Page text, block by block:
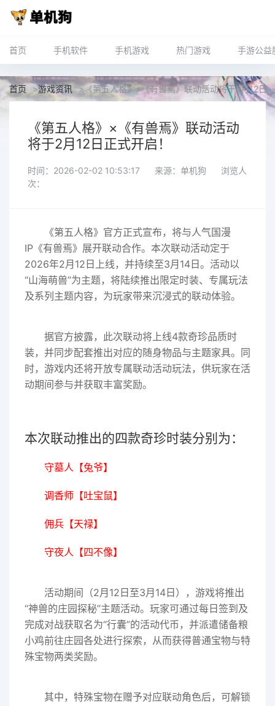
首页 手机软件 手机游戏 热门游戏 手游公益
首页 >游戏资讯 >《第五人格》×《有兽焉》联动活动将于2月12日
《第五人格》×《有兽焉》联动活动
将于2月12日正式开启！
时间：2026-02-02 10:53:17 来源：单机狗
浏览人
次：
《第五人格》官方正式宣布，将与人气国漫
IP《有兽焉》展开联动合作。本次联动活动定于
2026年2月12日上线，并持续至3月14日。活动以
“山海萌兽”为主题，将陆续推出限定时装、专属玩法
及系列主题内容，为玩家带来沉浸式的联动体验。
据官方披露，此次联动将上线4款奇珍品质时
装，并同步配套推出对应的随身物品与主题家具。同
时，游戏内还将开放专属联动活动玩法，供玩家在活
动期间参与并获取丰富奖励。
本次联动推出的四款奇珍时装分别为：
守墓人【兔爷】
调香师【吐宝鼠】
佣兵【天禄】
守夜人【四不像】
活动期间（2月12日至3月14日），游戏将推出
“神兽的庄园探秘”主题活动。玩家可通过每日签到及
完成对战获取名为“行囊”的活动代币，并派遣储备粮
小鸡前往庄园各处进行探索，从而获得普通宝物与特
殊宝物两类奖励。
其中，特殊宝物在赠予对应联动角色后，可解锁